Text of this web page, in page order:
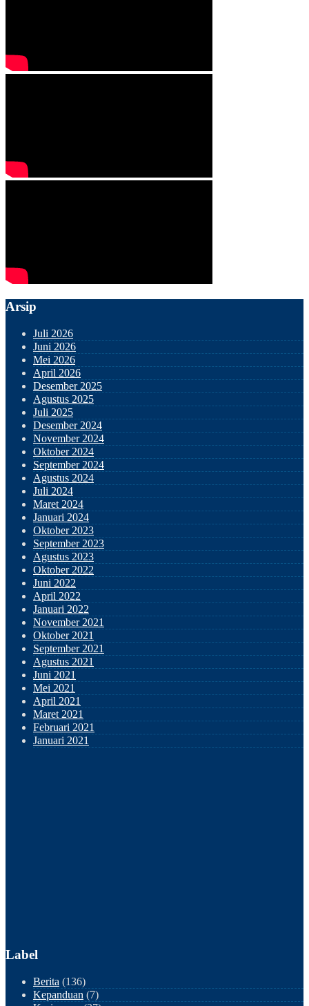
Arsip
Juli 2026
Juni 2026
Mei 2026
April 2026
Desember 2025
Agustus 2025
Juli 2025
Desember 2024
November 2024
Oktober 2024
September 2024
Agustus 2024
Juli 2024
Maret 2024
Januari 2024
Oktober 2023
September 2023
Agustus 2023
Oktober 2022
Juni 2022
April 2022
Januari 2022
November 2021
Oktober 2021
September 2021
Agustus 2021
Juni 2021
Mei 2021
April 2021
Maret 2021
Februari 2021
Januari 2021
Label
Berita (136)
Kepanduan (7)